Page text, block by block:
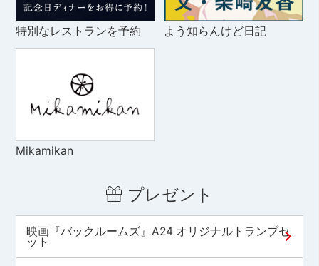
特別なレストランを予約 よう知らんけど日記
Mikamikan
プレゼント
映画『バックルームズ』A24 オリジナルトランプセ
ット